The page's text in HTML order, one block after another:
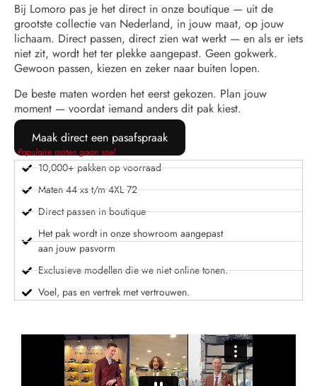
Bij Lomoro pas je het direct in onze boutique — uit de
grootste collectie van Nederland, in jouw maat, op jouw
lichaam. Direct passen, direct zien wat werkt — en als er iets
niet zit, wordt het ter plekke aangepast. Geen gokwerk.
Gewoon passen, kiezen en zeker naar buiten lopen.
De beste maten worden het eerst gekozen. Plan jouw
moment — voordat iemand anders dit pak kiest.
Maak direct een pasafspraak
Populaire maten gaan snel.
10,000+ pakken op voorraad
Maten 44 xs t/m 4XL 72
Direct passen in boutique
Het pak wordt in onze showroom aangepast
aan jouw pasvorm
Exclusieve modellen die we niet online tonen.
Voel, pas en vertrek met vertrouwen.